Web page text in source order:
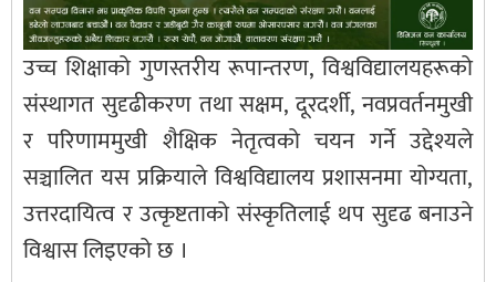
उच्च शिक्षाको गुणस्तरीय रूपान्तरण, विश्वविद्यालयहरूको
संस्थागत सुदृढीकरण तथा सक्षम, दूरदर्शी, नवप्रवर्तनमुखी
र परिणाममुखी शैक्षिक नेतृत्वको चयन गर्ने उद्देश्यले
सञ्चालित यस प्रक्रियाले विश्वविद्यालय प्रशासनमा योग्यता,
उत्तरदायित्व र उत्कृष्टताको संस्कृतिलाई थप सुदृढ बनाउने
विश्वास लिइएको छ ।